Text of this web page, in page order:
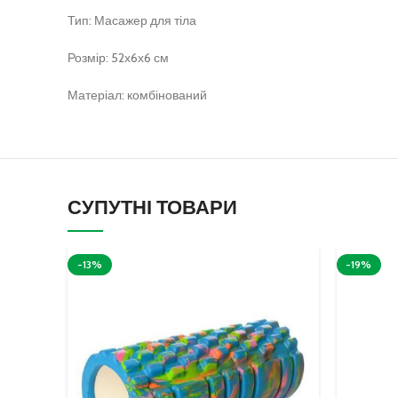
Тип: Масажер для тіла
Розмір: 52х6х6 см
Матеріал: комбінований
СУПУТНІ ТОВАРИ
-13% -19%